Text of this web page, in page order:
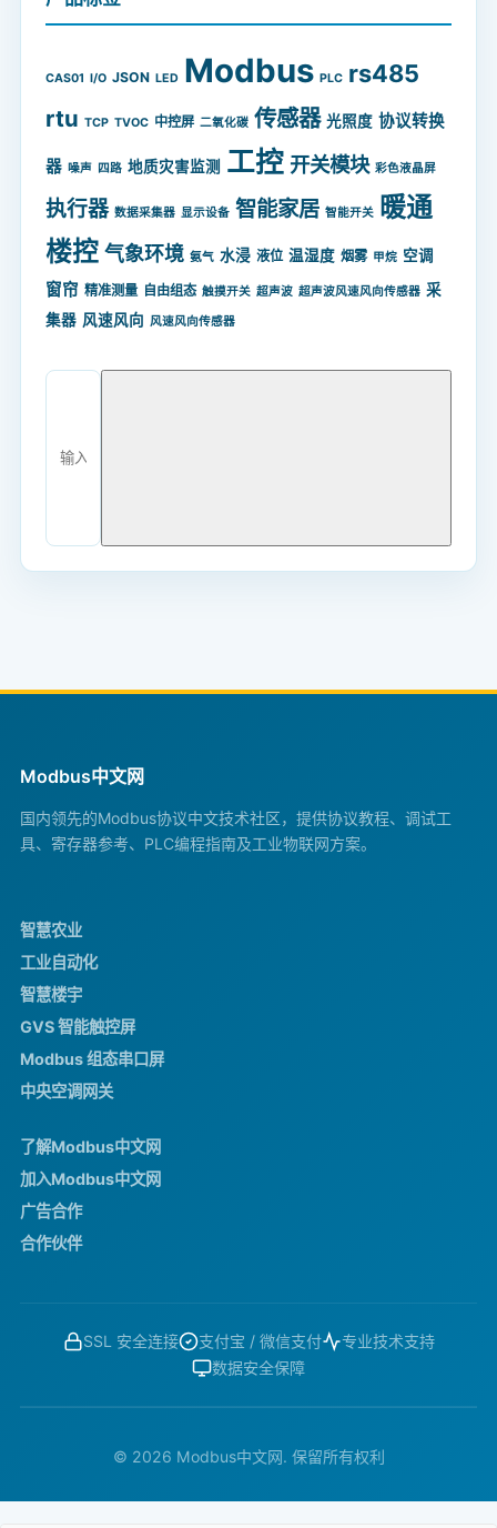
CAS01 I/O JSON LED Modbus PLC rs485
rtu TCP TVOC 中控屏 二氧化碳 传感器 光照度 协议转换
器 噪声 四路 地质灾害监测 工控 开关模块 彩色液晶屏
执行器 数据采集器 显示设备 智能家居 智能开关 暖通
楼控 气象环境 氨气 水浸 液位 温湿度 烟雾 甲烷 空调
窗帘 精准测量 自由组态 触摸开关 超声波 超声波风速风向传感器 采
集器 风速风向 风速风向传感器
Modbus中文网
国内领先的Modbus协议中文技术社区，提供协议教程、调试工
具、寄存器参考、PLC编程指南及工业物联网方案。
智慧农业
工业自动化
智慧楼宇
GVS 智能触控屏
Modbus 组态串口屏
中央空调网关
了解Modbus中文网
加入Modbus中文网
广告合作
合作伙伴
SSL 安全连接 支付宝 / 微信支付
专业技术支持
数据安全保障
© 2026 Modbus中文网. 保留所有权利